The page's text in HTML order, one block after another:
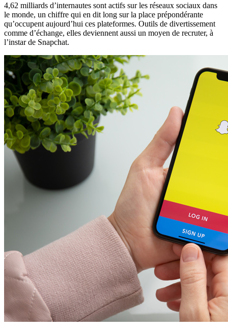
4,62 milliards d’internautes sont actifs sur les réseaux sociaux dans
le monde, un chiffre qui en dit long sur la place prépondérante
qu’occupent aujourd’hui ces plateformes. Outils de divertissement
comme d’échange, elles deviennent aussi un moyen de recruter, à
l’instar de Snapchat.